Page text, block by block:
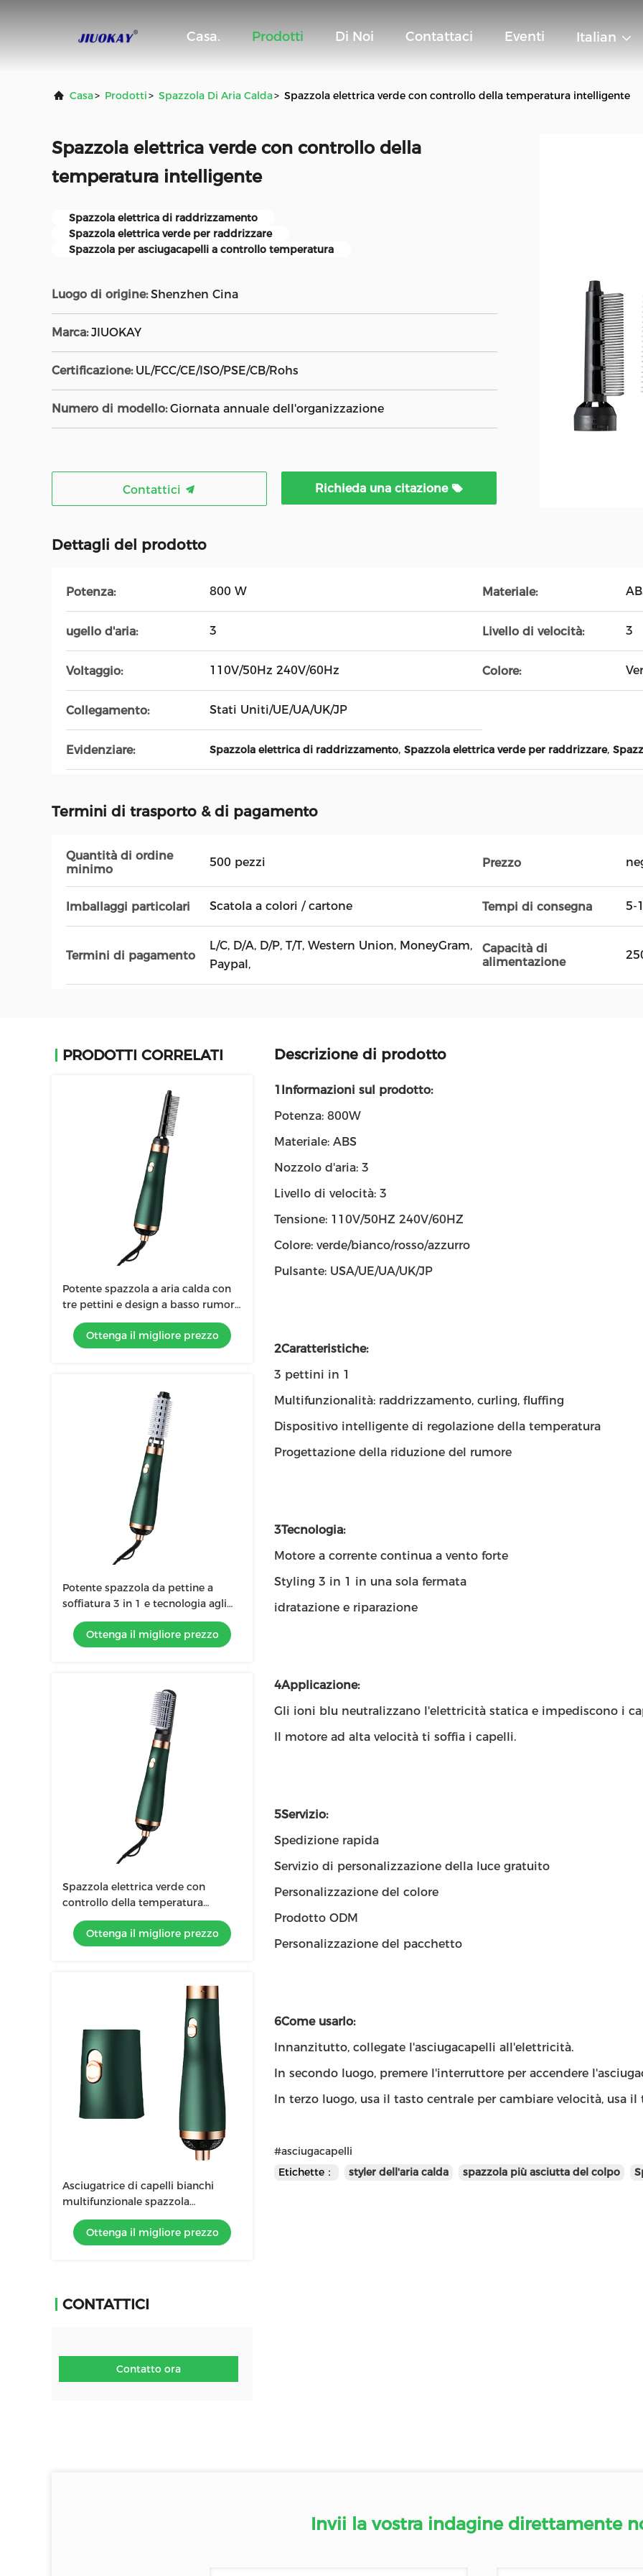
Casa. Prodotti Di Noi Contattaci Eventi Italian
Casa> Prodotti> Spazzola Di Aria Calda> Spazzola elettrica verde con controllo della temperatura intelligente
Spazzola elettrica verde con controllo della
temperatura intelligente
Spazzola elettrica di raddrizzamento
Spazzola elettrica verde per raddrizzare
Spazzola per asciugacapelli a controllo temperatura
Luogo di origine: Shenzhen Cina
Marca: JIUOKAY
Certificazione: UL/FCC/CE/ISO/PSE/CB/Rohs
Numero di modello: Giornata annuale dell'organizzazione
Contattici Richieda una citazione
Dettagli del prodotto
Potenza: 800 W Materiale:
ugello d'aria: 3 Livello di velocità: 3
Voltaggio: 110V/50Hz 240V/60Hz Colore:
Collegamento: Stati Uniti/UE/UA/UK/JP
Evidenziare: Spazzola elettrica di raddrizzamento, Spazzola elettrica verde per raddrizzare,
Termini di trasporto & di pagamento
Quantità di ordine
minimo
500 pezzi Prezzo
Imballaggi particolari Scatola a colori / cartone Tempi di consegna 5-
Termini di pagamento
L/C, D/A, D/P, T/T, Western Union, MoneyGram,
Paypal,
Capacità di
alimentazione
PRODOTTI CORRELATI
Potente spazzola a aria calda con
tre pettini e design a basso rumore
per lo styling in salone
Ottenga il migliore prezzo
Potente spazzola da pettine a
soffiatura 3 in 1 e tecnologia agli
ioni blu per capelli senza frizz
Ottenga il migliore prezzo
Spazzola elettrica verde con
controllo della temperatura
intelligente
Ottenga il migliore prezzo
Asciugatrice di capelli bianchi
multifunzionale spazzola
raddrizzatrice per lo styling
domestico
Ottenga il migliore prezzo
CONTATTICI
Contatto ora
Descrizione di prodotto
1Informazioni sul prodotto:
Potenza: 800W
Materiale: ABS
Nozzolo d'aria: 3
Livello di velocità: 3
Tensione: 110V/50HZ 240V/60HZ
Colore: verde/bianco/rosso/azzurro
Pulsante: USA/UE/UA/UK/JP
2Caratteristiche:
3 pettini in 1
Multifunzionalità: raddrizzamento, curling, fluffing
Dispositivo intelligente di regolazione della temperatura
Progettazione della riduzione del rumore
3Tecnologia:
Motore a corrente continua a vento forte
Styling 3 in 1 in una sola fermata
idratazione e riparazione
4Applicazione:
Gli ioni blu neutralizzano l'elettricità statica e impediscono i
Il motore ad alta velocità ti soffia i capelli.
5Servizio:
Spedizione rapida
Servizio di personalizzazione della luce gratuito
Personalizzazione del colore
Prodotto ODM
Personalizzazione del pacchetto
6Come usarlo:
Innanzitutto, collegate l'asciugacapelli all'elettricità.
In secondo luogo, premere l'interruttore per accendere
In terzo luogo, usa il tasto centrale per cambiare velocità, usa
#asciugacapelli
Etichette：
styler dell'aria calda spazzola più asciutta del colpo
Invii la vostra indagine direttamente